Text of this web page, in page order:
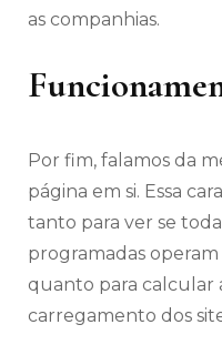
as companhias.
Por fim, falamos da
página em si. Essa
tanto para ver se
programadas
quanto para calcular
carregamento dos